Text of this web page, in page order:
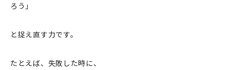
ろう」
と捉え直す力です。
たとえば、失敗した時に、